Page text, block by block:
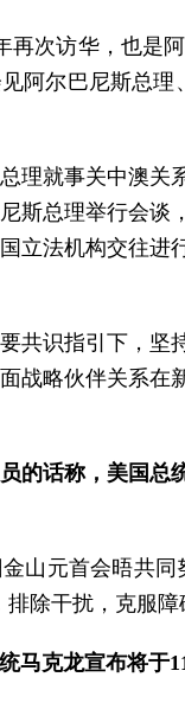
再次访华，也是
阿尔巴尼斯总
理就事关中澳
斯总理举行会
立法机构交往
共识指引下，
战略伙伴关系
的话称，美国
山元首会晤共
除干扰，克服障
马克龙宣布将